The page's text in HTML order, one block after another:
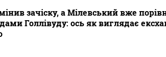
зачіску, а Мілевський вже
Голлівуду: ось як виглядає